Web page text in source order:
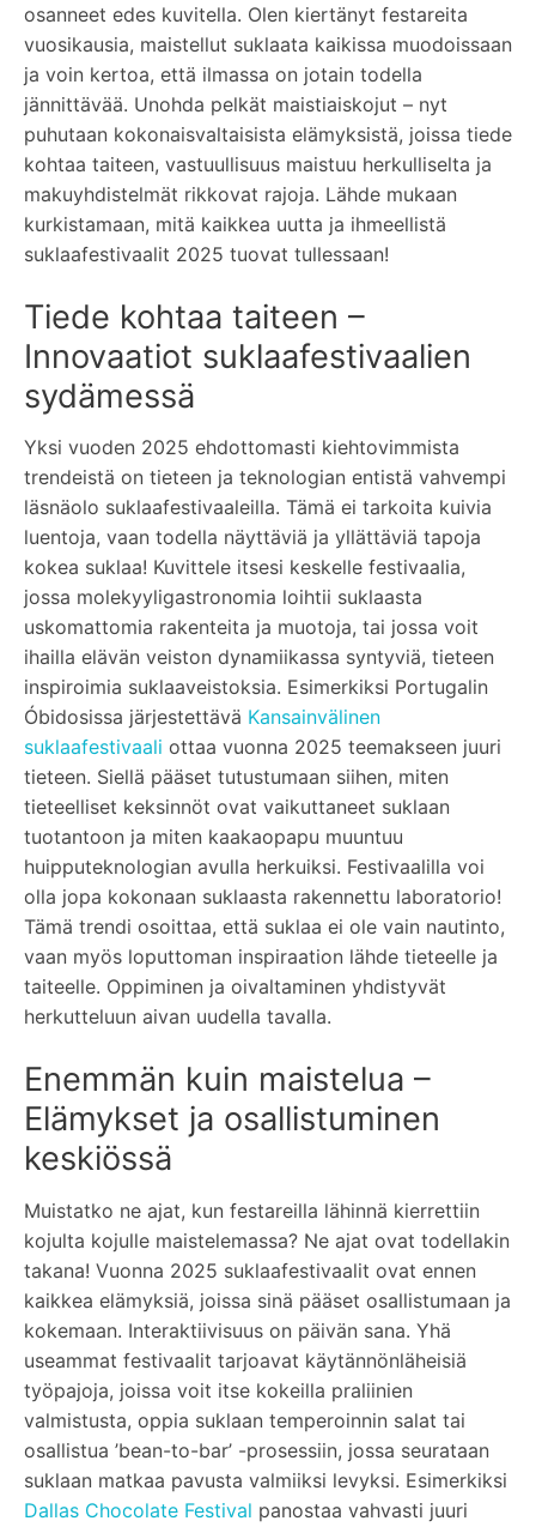
osanneet edes kuvitella. Olen kiertänyt festareita
vuosikausia, maistellut suklaata kaikissa muodoissaan
ja voin kertoa, että ilmassa on jotain todella
jännittävää. Unohda pelkät maistiaiskojut – nyt
puhutaan kokonaisvaltaisista elämyksistä, joissa tiede
kohtaa taiteen, vastuullisuus maistuu herkulliselta ja
makuyhdistelmät rikkovat rajoja. Lähde mukaan
kurkistamaan, mitä kaikkea uutta ja ihmeellistä
suklaafestivaalit 2025 tuovat tullessaan!
Tiede kohtaa taiteen –
Innovaatiot suklaafestivaalien
sydämessä
Yksi vuoden 2025 ehdottomasti kiehtovimmista
trendeistä on tieteen ja teknologian entistä vahvempi
läsnäolo suklaafestivaaleilla. Tämä ei tarkoita kuivia
luentoja, vaan todella näyttäviä ja yllättäviä tapoja
kokea suklaa! Kuvittele itsesi keskelle festivaalia,
jossa molekyyligastronomia loihtii suklaasta
uskomattomia rakenteita ja muotoja, tai jossa voit
ihailla elävän veiston dynamiikassa syntyviä, tieteen
inspiroimia suklaaveistoksia. Esimerkiksi Portugalin
Óbidosissa järjestettävä Kansainvälinen
suklaafestivaali ottaa vuonna 2025 teemakseen juuri
tieteen. Siellä pääset tutustumaan siihen, miten
tieteelliset keksinnöt ovat vaikuttaneet suklaan
tuotantoon ja miten kaakaopapu muuntuu
huipputeknologian avulla herkuiksi. Festivaalilla voi
olla jopa kokonaan suklaasta rakennettu laboratorio!
Tämä trendi osoittaa, että suklaa ei ole vain nautinto,
vaan myös loputtoman inspiraation lähde tieteelle ja
taiteelle. Oppiminen ja oivaltaminen yhdistyvät
herkutteluun aivan uudella tavalla.
Enemmän kuin maistelua –
Elämykset ja osallistuminen
keskiössä
Muistatko ne ajat, kun festareilla lähinnä kierrettiin
kojulta kojulle maistelemassa? Ne ajat ovat todellakin
takana! Vuonna 2025 suklaafestivaalit ovat ennen
kaikkea elämyksiä, joissa sinä pääset osallistumaan ja
kokemaan. Interaktiivisuus on päivän sana. Yhä
useammat festivaalit tarjoavat käytännönläheisiä
työpajoja, joissa voit itse kokeilla praliinien
valmistusta, oppia suklaan temperoinnin salat tai
osallistua ’bean-to-bar’ -prosessiin, jossa seurataan
suklaan matkaa pavusta valmiiksi levyksi. Esimerkiksi
Dallas Chocolate Festival panostaa vahvasti juuri